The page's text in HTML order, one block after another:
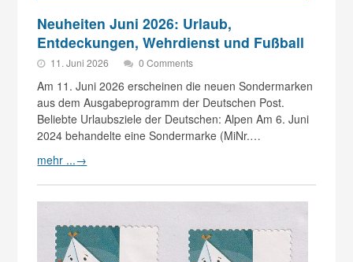
Neuheiten Juni 2026: Urlaub,
Entdeckungen, Wehrdienst und Fußball
11. Juni 2026 0 Comments
Am 11. Juni 2026 erscheinen die neuen Sondermarken
aus dem Ausgabeprogramm der Deutschen Post.
Beliebte Urlaubsziele der Deutschen: Alpen Am 6. Juni
2024 behandelte eine Sondermarke (MiNr.…
mehr ...→